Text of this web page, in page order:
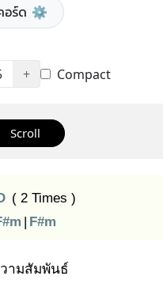
อร์ด ⚙️
+ Compact
Scroll
( 2 Times )
| F#m
ามสัมพันธ์